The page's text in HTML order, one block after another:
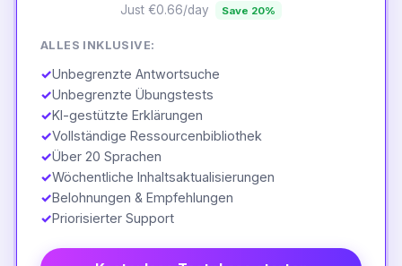
Just €0.66/day Save 20%
ALLES INKLUSIVE:
✓Unbegrenzte Antwortsuche
✓Unbegrenzte Übungstests
✓KI-gestützte Erklärungen
✓Vollständige Ressourcenbibliothek
✓Über 20 Sprachen
✓Wöchentliche Inhaltsaktualisierungen
✓Belohnungen & Empfehlungen
✓Priorisierter Support